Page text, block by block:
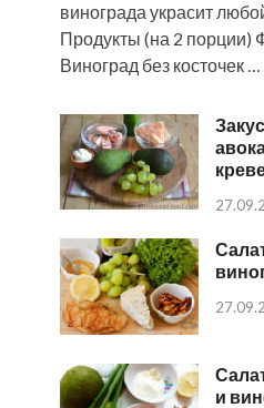
винограда украсит
Продукты (на 2 порции)
Виноград без косточек …
и